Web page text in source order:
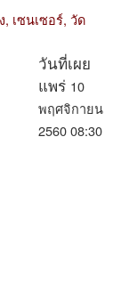
, เซนเซอร์, วัด
วันที่เผย
แพร่ 10
พฤศจิกายน
2560 08:30